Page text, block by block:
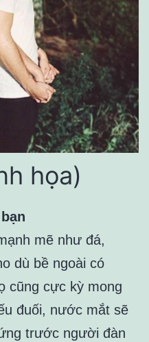
họa)
mẽ như đá,
dù bề ngoài có
cũng cực kỳ mong
đuối, nước mắt sẽ
trước người đàn